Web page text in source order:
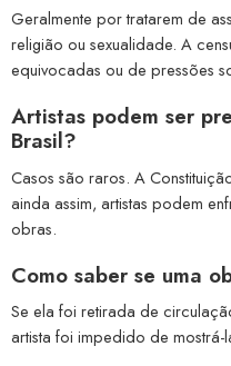
Geralmente por tratarem de
religião ou sexualidade. A
equivocadas ou de pressões
Artistas podem ser
Brasil?
Casos são raros. A
ainda assim, artistas podem
obras.
Como saber se uma
Se ela foi retirada de
artista foi impedido de mostrá-